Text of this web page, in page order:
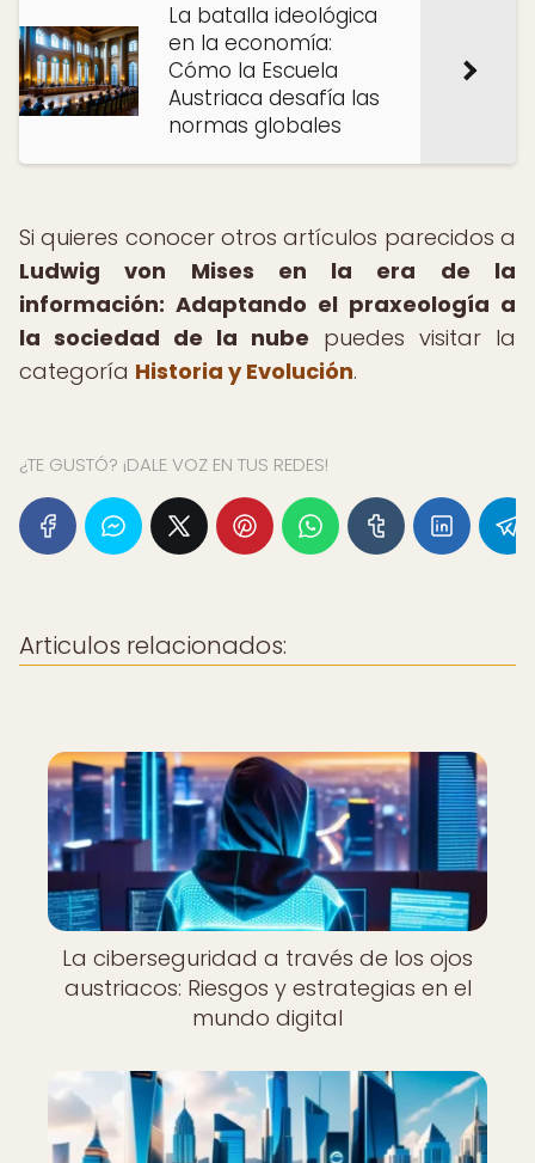
La batalla ideológica
en la economía:
Cómo la Escuela
Austriaca desafía las
normas globales
Si quieres conocer otros artículos parecidos a
Ludwig von Mises en la era de la
información: Adaptando el praxeología a
la sociedad de la nube puedes visitar la
categoría Historia y Evolución.
¿TE GUSTÓ? ¡DALE VOZ EN TUS REDES!
Articulos relacionados:
La ciberseguridad a través de los ojos
austriacos: Riesgos y estrategias en el
mundo digital